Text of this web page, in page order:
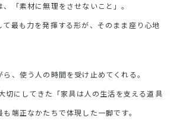
「素材に無理をさせないこと」。
最も力を発揮する形が、そのまま座り心地
、使う人の時間を受け止めてくれる。
切にしてきた「家具は人の生活を支える道具
端正なかたちで体現した一脚です。